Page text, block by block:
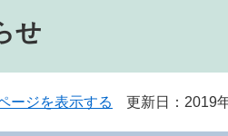
せ
ージを表示する 更新日：2019